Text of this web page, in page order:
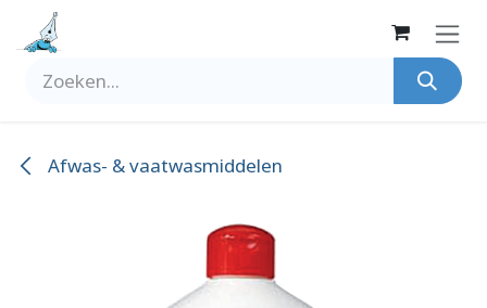
Overslaan naar inhoud
Afwas- & vaatwasmiddelen